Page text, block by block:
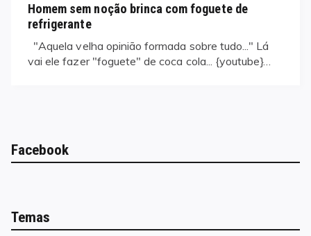
Homem sem noção brinca com foguete de
refrigerante
"Aquela velha opinião formada sobre tudo..." Lá
vai ele fazer "foguete" de coca cola... {youtube}…
Facebook
Temas